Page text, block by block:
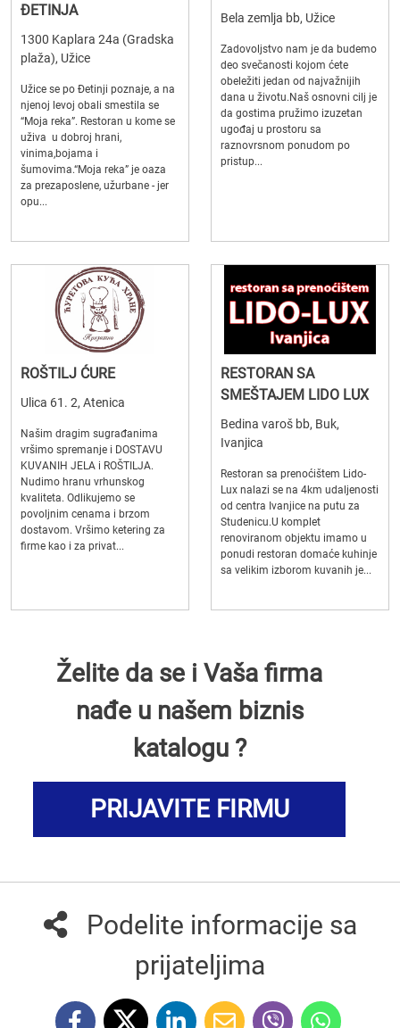
ĐETINJA
1300 Kaplara 24a (Gradska
plaža), Užice
Užice se po Đetinji poznaje, a na
njenoj levoj obali smestila se
“Moja reka”. Restoran u kome se
uživa u dobroj hrani,
vinima,bojama i
šumovima.“Moja reka” je oaza
za prezaposlene, užurbane - jer
opu...
Bela zemlja bb, Užice
Zadovoljstvo nam je da budemo
deo svečanosti kojom ćete
obeležiti jedan od najvažnijih
dana u životu.Naš osnovni cilj je
da gostima pružimo izuzetan
ugođaj u prostoru sa
raznovrsnom ponudom po
pristup...
ROŠTILJ ĆURE
Ulica 61. 2, Atenica
Našim dragim sugrađanima
vršimo spremanje i DOSTAVU
KUVANIH JELA i ROŠTILJA.
Nudimo hranu vrhunskog
kvaliteta. Odlikujemo se
povoljnim cenama i brzom
dostavom. Vršimo ketering za
firme kao i za privat...
RESTORAN SA
SMEŠTAJEM LIDO LUX
Bedina varoš bb, Buk,
Ivanjica
Restoran sa prenoćištem Lido-
Lux nalazi se na 4km udaljenosti
od centra Ivanjice na putu za
Studenicu.U komplet
renoviranom objektu imamo u
ponudi restoran domaće kuhinje
sa velikim izborom kuvanih je...
Želite da se i Vaša firma
nađe u našem biznis
katalogu ?
PRIJAVITE FIRMU
Podelite informacije sa
prijateljima